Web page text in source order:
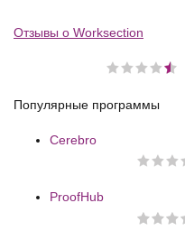
Отзывы о Worksection
Популярные программы
Cerebro
ProofHub